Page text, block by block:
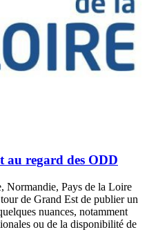
au regard des ODD
Normandie, Pays de la Loire
de Grand Est de publier un
nuances, notamment
ou de la disponibilité de